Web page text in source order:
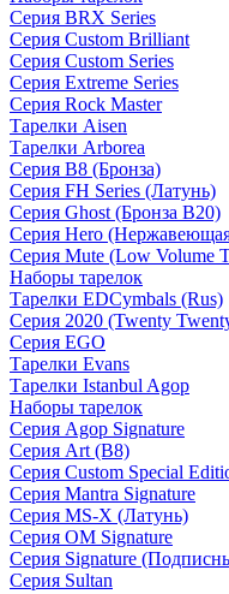
Серия BRX Series
Серия Custom Brilliant
Серия Custom Series
Серия Extreme Series
Серия Rock Master
Тарелки Aisen
Тарелки Arborea
Серия B8 (Бронза)
Серия FH Series (Латунь)
Серия Ghost (Бронза B20)
Серия Hero (Нержавеющая
Серия Mute (Low Volume
Наборы тарелок
Тарелки EDCymbals (Rus)
Серия 2020 (Twenty
Серия EGO
Тарелки Evans
Тарелки Istanbul Agop
Наборы тарелок
Серия Agop Signature
Серия Art (B8)
Серия Custom Special
Серия Mantra Signature
Серия MS-X (Латунь)
Серия OM Signature
Серия Signature
Серия Sultan